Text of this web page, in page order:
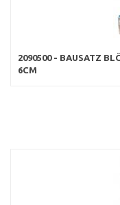
2090500 - BAUSATZ
6CM